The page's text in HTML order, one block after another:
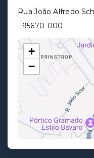
Rua João Alfredo
- 95670-000
+
−